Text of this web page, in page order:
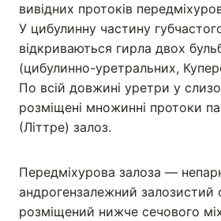
вивідних протоків
У цибулинну частину
відкриваються гирла двох
(цибулинно-уретральних,
По всій довжині уретри у
розміщені множинні протоки
(Літтре) залоз.
Передміхурова залоза —
андрогензалежний залозистий
розміщений нижче сечового